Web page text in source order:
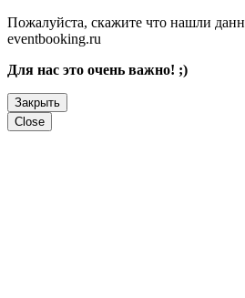
Пожалуйста, скажите что нашли
eventbooking.ru
Для нас это очень важно! ;)
Закрыть
Close